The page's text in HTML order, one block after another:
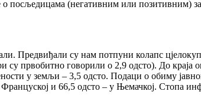
посљедицама (негативним или позитивним)
Предвиђали су нам потпуни колапс
првобитно говорили о 2,9 одсто). До краја
у земљи – 3,5 одсто. Подаци о обиму
и 66,5 одсто – у Њемачкој. Стопа